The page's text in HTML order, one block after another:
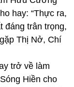
hay: “Thực ra,
đáng trân trọng,
Thị Nở, Chí
trở về làm
Hiền cho